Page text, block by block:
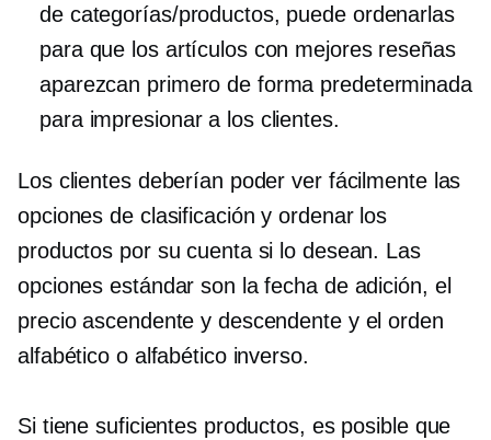
de categorías/productos, puede ordenarlas
para que los artículos con mejores reseñas
aparezcan primero de forma predeterminada
para impresionar a los clientes.
Los clientes deberían poder ver fácilmente las
opciones de clasificación y ordenar los
productos por su cuenta si lo desean. Las
opciones estándar son la fecha de adición, el
precio ascendente y descendente y el orden
alfabético o alfabético inverso.
Si tiene suficientes productos, es posible que